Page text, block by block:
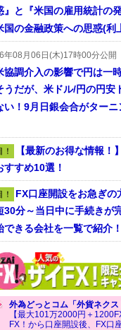
』と『米国の雇用統計の
国の金融政策への思惑(
年08月06日(木)17時00分公開
協調介入の影響で円は一
うだが、米ドル/円の円安
い！9月日銀会合がター
【最新のお得な情報！
すすめ10選！
FX口座開設をお急ぎの
30分～当日中に手続きが
できる会社を一覧で紹介！
外為どっとコム「外貨ネクス
【最大101万2000円＋
FX！から口座開設後、FX口